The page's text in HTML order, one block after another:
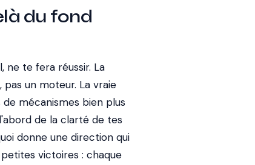
du fond
ne te fera réussir. La
un moteur. La vraie
mécanismes bien plus
de la clarté de tes
donne une direction qui
victoires : chaque